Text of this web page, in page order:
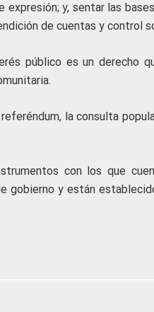
y, sentar las
de cuentas y control
público es un derecho
la consulta
con los que
gobierno y están